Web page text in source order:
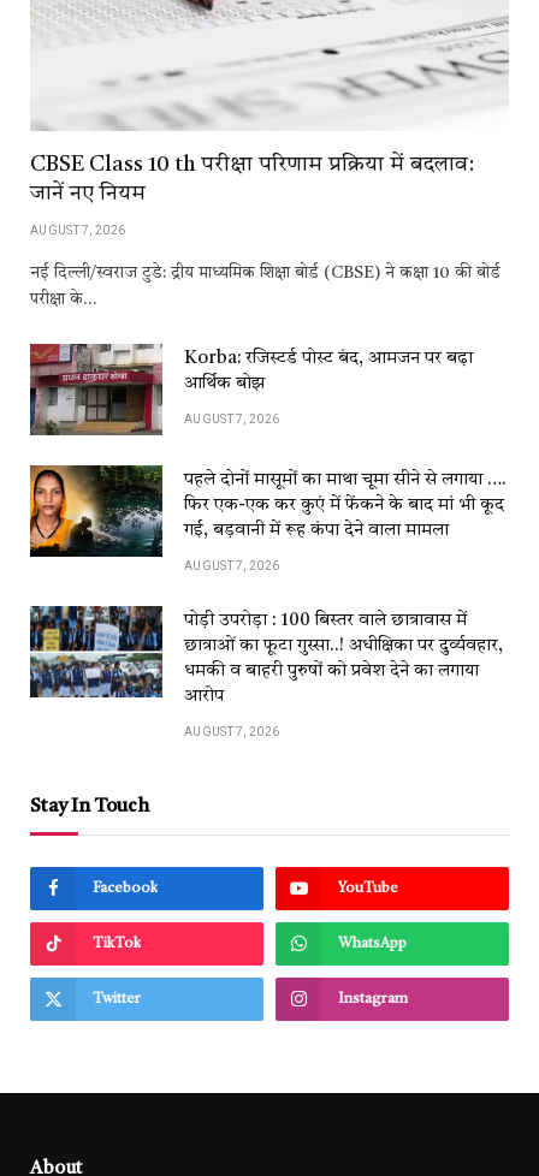
CBSE Class 10 th परीक्षा परिणाम प्रक्रिया में बदलाव:
जानें नए नियम
AUGUST 7, 2026
नई दिल्ली/स्वराज टुडे: द्रीय माध्यमिक शिक्षा बोर्ड (CBSE) ने कक्षा 10 की बोर्ड
परीक्षा के…
Korba: रजिस्टर्ड पोस्ट बंद, आमजन पर बढ़ा
आर्थिक बोझ
AUGUST 7, 2026
पहले दोनों मासूमों का माथा चूमा सीने से लगाया ….
फिर एक-एक कर कुएं में फेंकने के बाद मां भी कूद
गई, बड़वानी में रूह कंपा देने वाला मामला
AUGUST 7, 2026
पोड़ी उपरोड़ा : 100 बिस्तर वाले छात्रावास में
छात्राओं का फूटा गुस्सा..! अधीक्षिका पर दुर्व्यवहार,
धमकी व बाहरी पुरुषों को प्रवेश देने का लगाया
आरोप
AUGUST 7, 2026
Stay In Touch
Facebook YouTube
TikTok WhatsApp
Twitter Instagram
About